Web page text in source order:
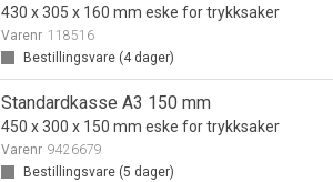
430 x 305 x 160 mm eske for trykksaker
Varenr 118516
Bestillingsvare (4dager)
Standardkasse A3 150 mm
450 x 300 x 150 mm eske for trykksaker
Varenr 9426679
Bestillingsvare (5 dager)